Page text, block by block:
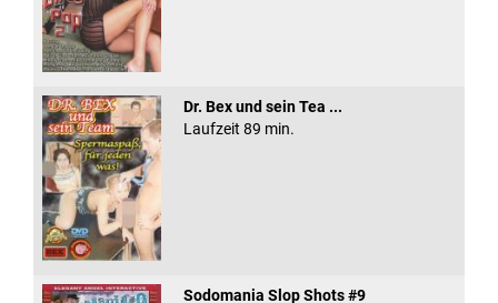
Dr. Bex und sein Tea ...
Laufzeit 89 min.
Sodomania Slop Shots #9